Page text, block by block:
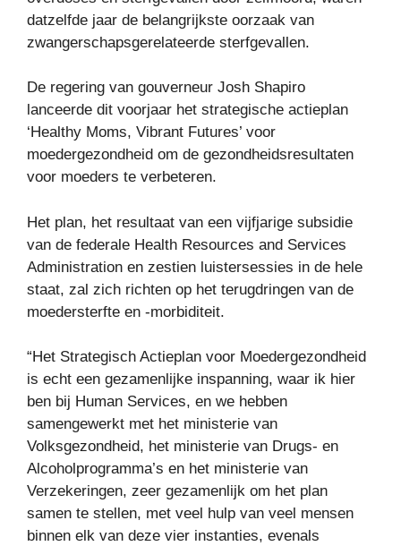
datzelfde jaar de belangrijkste oorzaak van
zwangerschapsgerelateerde sterfgevallen.
De regering van gouverneur Josh Shapiro
lanceerde dit voorjaar het strategische actieplan
‘Healthy Moms, Vibrant Futures’ voor
moedergezondheid om de gezondheidsresultaten
voor moeders te verbeteren.
Het plan, het resultaat van een vijfjarige subsidie ​​
van de federale Health Resources and Services
Administration en zestien luistersessies in de hele
staat, zal zich richten op het terugdringen van de
moedersterfte en -morbiditeit.
“Het Strategisch Actieplan voor Moedergezondheid
is echt een gezamenlijke inspanning, waar ik hier
ben bij Human Services, en we hebben
samengewerkt met het ministerie van
Volksgezondheid, het ministerie van Drugs- en
Alcoholprogramma’s en het ministerie van
Verzekeringen, zeer gezamenlijk om het plan
samen te stellen, met veel hulp van veel mensen
binnen elk van deze vier instanties, evenals